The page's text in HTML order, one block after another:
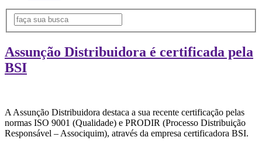
Assunção Distribuidora é certificada pela
BSI
A Assunção Distribuidora destaca a sua recente certificação pelas
normas ISO 9001 (Qualidade) e PRODIR (Processo Distribuição
Responsável – Associquim), através da empresa certificadora BSI.